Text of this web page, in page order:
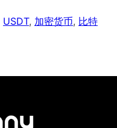
USDT, 加密货币, 比特